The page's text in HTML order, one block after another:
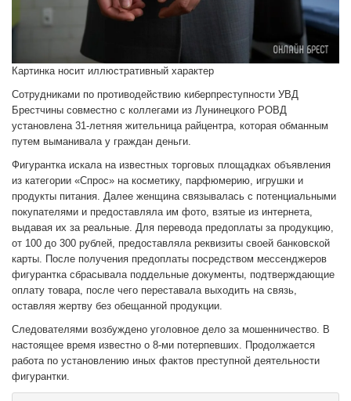
Картинка носит иллюстративный характер
Сотрудниками по противодействию киберпреступности УВД
Брестчины совместно с коллегами из Лунинецкого РОВД
установлена 31-летняя жительница райцентра, которая обманным
путем выманивала у граждан деньги.
Фигурантка искала на известных торговых площадках объявления
из категории «Спрос» на косметику, парфюмерию, игрушки и
продукты питания. Далее женщина связывалась с потенциальными
покупателями и предоставляла им фото, взятые из интернета,
выдавая их за реальные. Для перевода предоплаты за продукцию,
от 100 до 300 рублей, предоставляла реквизиты своей банковской
карты. После получения предоплаты посредством мессенджеров
фигурантка сбрасывала поддельные документы, подтверждающие
оплату товара, после чего переставала выходить на связь,
оставляя жертву без обещанной продукции.
Следователями возбуждено уголовное дело за мошенничество. В
настоящее время известно о 8-ми потерпевших. Продолжается
работа по установлению иных фактов преступной деятельности
фигурантки.